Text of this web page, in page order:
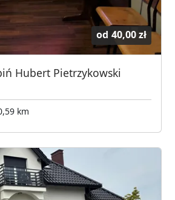
od 40,00 zł
Hubert Pietrzykowski
km